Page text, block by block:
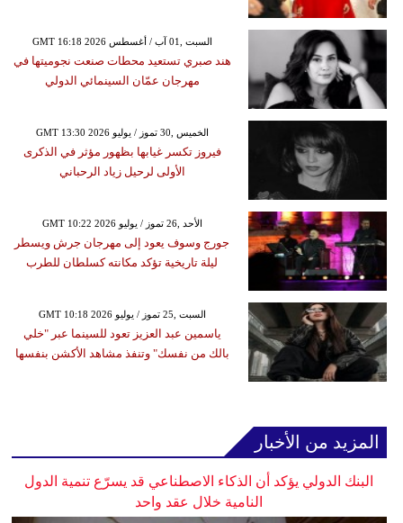
GMT 16:18 2026 السبت ,01 آب / أغسطس
هند صبري تستعيد محطات صنعت نجوميتها في
مهرجان عمّان السينمائي الدولي
GMT 13:30 2026 الخميس ,30 تموز / يوليو
فيروز تكسر غيابها بظهور مؤثر في الذكرى
الأولى لرحيل زياد الرحباني
GMT 10:22 2026 الأحد ,26 تموز / يوليو
جورج وسوف يعود إلى مهرجان جرش ويسطر
ليلة تاريخية تؤكد مكانته كسلطان للطرب
GMT 10:18 2026 السبت ,25 تموز / يوليو
ياسمين عبد العزيز تعود للسينما عبر "خلي
بالك من نفسك" وتنفذ مشاهد الأكشن بنفسها
المزيد من الأخبار
البنك الدولي يؤكد أن الذكاء الاصطناعي قد يسرّع تنمية الدول
النامية خلال عقد واحد